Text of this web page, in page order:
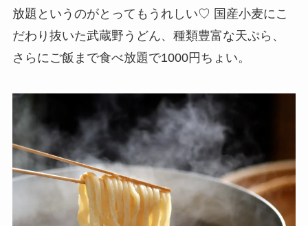
放題というのがとってもうれしい♡ 国産小麦にこ
だわり抜いた武蔵野うどん、種類豊富な天ぷら、
さらにご飯まで食べ放題で1000円ちょい。